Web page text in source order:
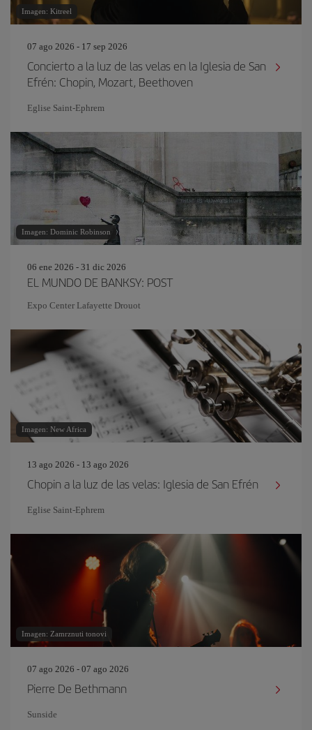
Imagen: Kitreel
07 ago 2026 - 17 sep 2026
Concierto a la luz de las velas en la Iglesia de San
Efrén: Chopin, Mozart, Beethoven
Eglise Saint‐Ephrem
Imagen: Dominic Robinson
06 ene 2026 - 31 dic 2026
EL MUNDO DE BANKSY: POST
Expo Center Lafayette Drouot
Imagen: New Africa
13 ago 2026 - 13 ago 2026
Chopin a la luz de las velas: Iglesia de San Efrén
Eglise Saint‐Ephrem
Imagen: Zamrznuti tonovi
07 ago 2026 - 07 ago 2026
Pierre De Bethmann
Sunside